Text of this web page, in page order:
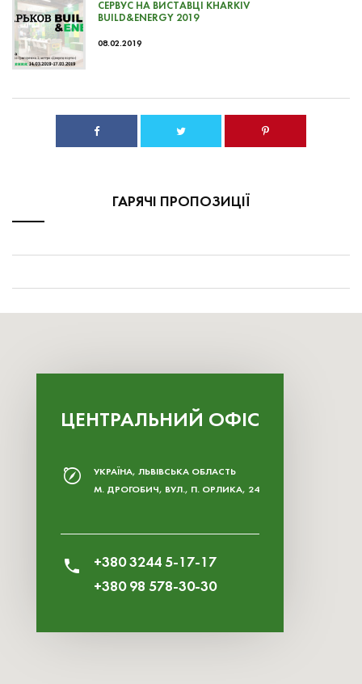
СЕРВУС НА ВИСТАВЦІ KHARKIV
BUILD&ENERGY 2019
08.02.2019
ГАРЯЧІ ПРОПОЗИЦІЇ
ЦЕНТРАЛЬНИЙ ОФІС
УКРАЇНА, ЛЬВІВСЬКА ОБЛАСТЬ
М. ДРОГОБИЧ, ВУЛ., П. ОРЛИКА, 24
+380 3244 5-17-17
+380 98 578-30-30